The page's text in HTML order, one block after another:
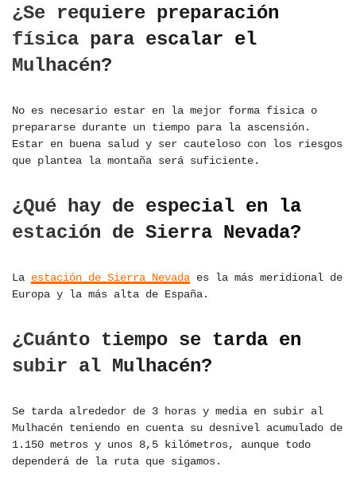
¿Se requiere preparación
física para escalar el
Mulhacén?
No es necesario estar en la mejor forma física o
prepararse durante un tiempo para la ascensión.
Estar en buena salud y ser cauteloso con los riesgos
que plantea la montaña será suficiente.
¿Qué hay de especial en la
estación de Sierra Nevada?
La estación de Sierra Nevada es la más meridional de
Europa y la más alta de España.
¿Cuánto tiempo se tarda en
subir al Mulhacén?
Se tarda alrededor de 3 horas y media en subir al
Mulhacén teniendo en cuenta su desnivel acumulado de
1.150 metros y unos 8,5 kilómetros, aunque todo
dependerá de la ruta que sigamos.